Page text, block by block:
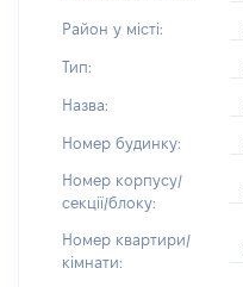
Район у місті:
Тип:
Назва:
Номер будинку:
Номер корпусу/
секції/блоку:
Номер квартири/
кімнати: